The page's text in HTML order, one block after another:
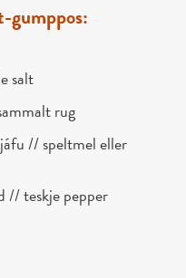
salt
rug
// speltmel eller
// teskje pepper